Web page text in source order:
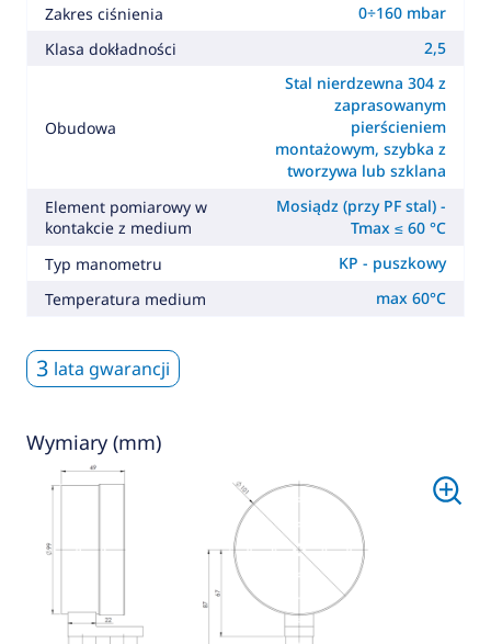
Zakres ciśnienia
0÷160 mbar
Klasa dokładności
2,5
Obudowa
Stal nierdzewna 304 z
zaprasowanym
pierścieniem
montażowym, szybka z
tworzywa lub szklana
Element pomiarowy w
kontakcie z medium
Mosiądz (przy PF stal) -
Tmax ≤ 60 °C
Typ manometru
KP - puszkowy
Temperatura medium
max 60°C
3 lata gwarancji
Wymiary (mm)